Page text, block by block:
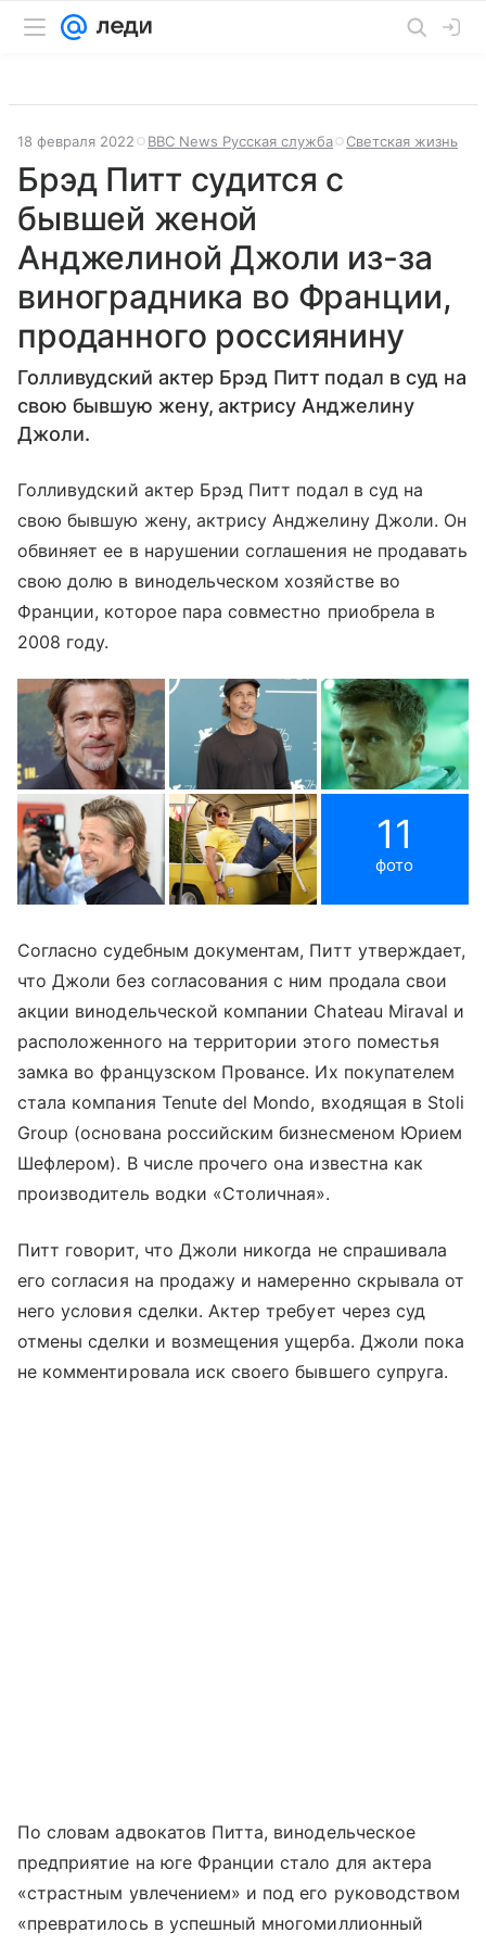
18 февраля 2022 BBC News Русская служба Светская жизнь
Брэд Питт судится с
бывшей женой
Анджелиной Джоли из-за
виноградника во Франции,
проданного россиянину
Голливудский актер Брэд Питт подал в суд на
свою бывшую жену, актрису Анджелину
Джоли.
Голливудский актер Брэд Питт подал в суд на
свою бывшую жену, актрису Анджелину Джоли. Он
обвиняет ее в нарушении соглашения не продавать
свою долю в винодельческом хозяйстве во
Франции, которое пара совместно приобрела в
2008 году.
11
фото
Согласно судебным документам, Питт утверждает,
что Джоли без согласования с ним продала свои
акции винодельческой компании Chateau Miraval и
расположенного на территории этого поместья
замка во французском Провансе. Их покупателем
стала компания Tenute del Mondo, входящая в Stoli
Group (основана российским бизнесменом Юрием
Шефлером). В числе прочего она известна как
производитель водки «Столичная».
Питт говорит, что Джоли никогда не спрашивала
его согласия на продажу и намеренно скрывала от
него условия сделки. Актер требует через суд
отмены сделки и возмещения ущерба. Джоли пока
не комментировала иск своего бывшего супруга.
По словам адвокатов Питта, винодельческое
предприятие на юге Франции стало для актера
«страстным увлечением» и под его руководством
«превратилось в успешный многомиллионный